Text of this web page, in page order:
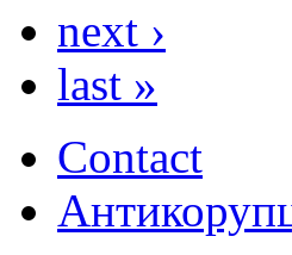
next ›
last »
Contact